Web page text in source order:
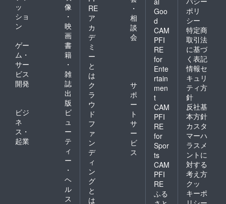
ッ
ショ
ン
像
・
映
画
ゲー
ム・
サー
ビス
開発
書
籍
・
雑
誌
出
版
ビジ
ネ
ス・
起業
ビ
ュ
ー
テ
ィ
ー
・
ヘ
ル
ス
RE
ア
カ
デ
ミ
ー
と
は
・
相
談
会
ク
ラ
ウ
ド
フ
ァ
ン
デ
ィ
ン
グ
と
は
サ
ポ
ー
ト
サ
ー
ビ
ス
Goo
d
CAM
PFI
RE
for
Ente
rtain
men
t
CAM
PFI
RE
for
Spor
ts
CAM
PFI
RE
ふる
ポリ
シー
特定商
取引法
に基づ
く表記
情報セ
キュリ
ティ方
針
反社基
本方針
カスタ
マーハ
ラスメ
ントに
対する
考え方
クッ
キーポ